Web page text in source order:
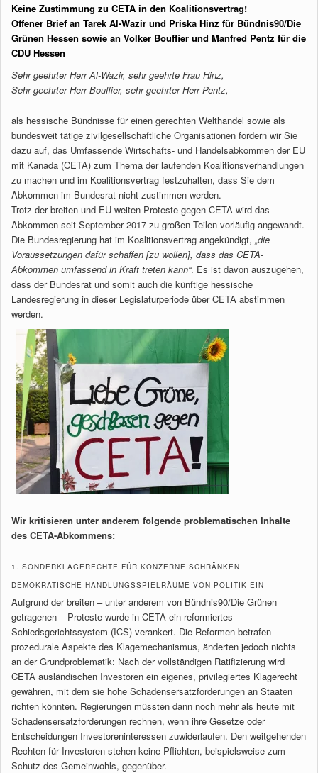
Keine Zustimmung zu CETA in den Koalitionsvertrag!
Offener Brief an Tarek Al-Wazir und Priska Hinz für Bündnis90/Die
Grünen Hessen sowie an Volker Bouffier und Manfred Pentz für die
CDU Hessen
Sehr geehrter Herr Al-Wazir, sehr geehrte Frau Hinz,
Sehr geehrter Herr Bouffier, sehr geehrter Herr Pentz,
als hessische Bündnisse für einen gerechten Welthandel sowie als
bundesweit tätige zivilgesellschaftliche Organisationen fordern wir Sie
dazu auf, das Umfassende Wirtschafts- und Handelsabkommen der EU
mit Kanada (CETA) zum Thema der laufenden Koalitionsverhandlungen
zu machen und im Koalitionsvertrag festzuhalten, dass Sie dem
Abkommen im Bundesrat nicht zustimmen werden.
Trotz der breiten und EU-weiten Proteste gegen CETA wird das
Abkommen seit September 2017 zu großen Teilen vorläufig angewandt.
Die Bundesregierung hat im Koalitionsvertrag angekündigt, „die
Voraussetzungen dafür schaffen [zu wollen], dass das CETA-
Abkommen umfassend in Kraft treten kann“. Es ist davon auszugehen,
dass der Bundesrat und somit auch die künftige hessische
Landesregierung in dieser Legislaturperiode über CETA abstimmen
werden.
Wir kritisieren unter anderem folgende problematischen Inhalte
des CETA-Abkommens:
1. SONDERKLAGERECHTE FÜR KONZERNE SCHRÄNKEN
DEMOKRATISCHE HANDLUNGSSPIELRÄUME VON POLITIK EIN
Aufgrund der breiten – unter anderem von Bündnis90/Die Grünen
getragenen – Proteste wurde in CETA ein reformiertes
Schiedsgerichtssystem (ICS) verankert. Die Reformen betrafen
prozedurale Aspekte des Klagemechanismus, änderten jedoch nichts
an der Grundproblematik: Nach der vollständigen Ratifizierung wird
CETA ausländischen Investoren ein eigenes, privilegiertes Klagerecht
gewähren, mit dem sie hohe Schadensersatzforderungen an Staaten
richten könnten. Regierungen müssten dann noch mehr als heute mit
Schadensersatzforderungen rechnen, wenn ihre Gesetze oder
Entscheidungen Investoreninteressen zuwiderlaufen. Den weitgehenden
Rechten für Investoren stehen keine Pflichten, beispielsweise zum
Schutz des Gemeinwohls, gegenüber.